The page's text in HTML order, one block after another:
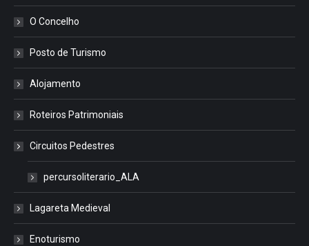
O Concelho
Posto de Turismo
Alojamento
Roteiros Patrimoniais
Circuitos Pedestres
percursoliterario_ALA
Lagareta Medieval
Enoturismo